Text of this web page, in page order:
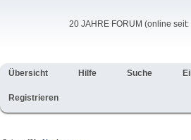
20 JAHRE FORUM (online
Übersicht Hilfe Suche
Registrieren